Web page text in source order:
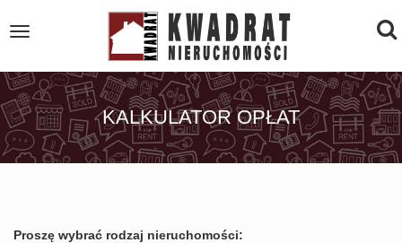
Toggle
KALKULATOR OPŁAT
Proszę wybrać rodzaj nieruchomości: